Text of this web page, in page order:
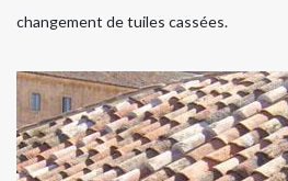
changement de tuiles cassées.